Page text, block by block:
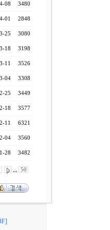
08 3480
01 2848
25 3080
18 3198
11 3526
04 3308
25 3449
18 3577
11 6321
04 3560
28 3482
,,, 50